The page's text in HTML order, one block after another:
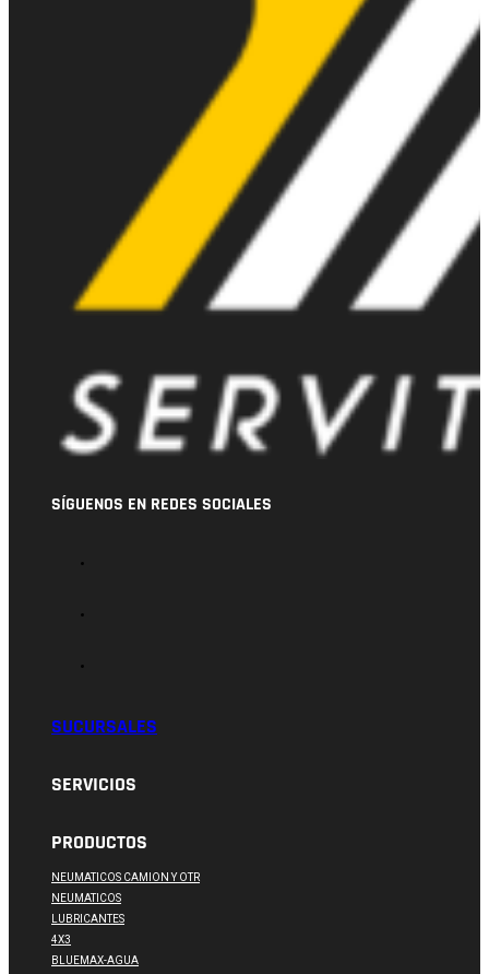
SÍGUENOS EN REDES SOCIALES
SUCURSALES
SERVICIOS
PRODUCTOS
NEUMATICOS CAMION Y OTR
NEUMATICOS
LUBRICANTES
4X3
BLUEMAX-AGUA